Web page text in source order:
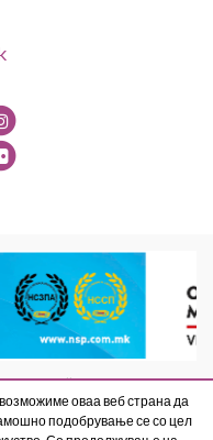
2018. All Rights Reserved
оваа веб страна да
подобрување се со цел